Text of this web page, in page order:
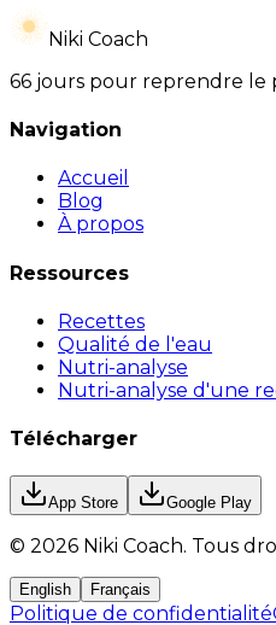
Niki Coach
66 jours pour reprendre le
Navigation
Accueil
Blog
À propos
Ressources
Recettes
Qualité de l'eau
Nutri-analyse
Nutri-analyse d'une
Télécharger
App Store Google Play
© 2026 Niki Coach. Tous
English Français
Politique de confidentialité